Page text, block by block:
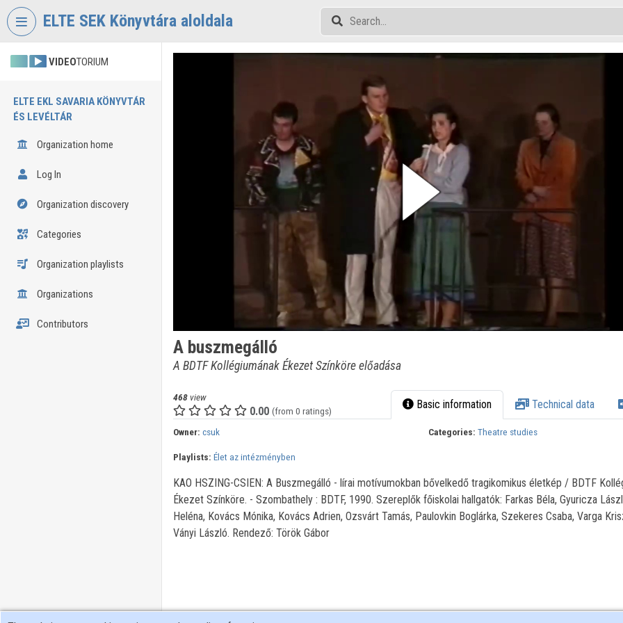
Skip header
ELTE SEK Könyvtára aloldala
VIDEOTORIUM
ELTE EKL SAVARIA KÖNYVTÁR
ÉS LEVÉLTÁR
Organization home
Log In
Organization discovery
Categories
Organization playlists
Organizations
Contributors
A buszmegálló
A BDTF Kollégiumának Ékezet Színköre előadása
468view
0.00 (from 0 ratings) Basic information Technical data
Owner: csuk Categories: Theatre studies
Playlists: Élet az intézményben
KAO HSZING-CSIEN: A Buszmegálló - lírai motívumokban bővelkedő tragikomikus életkép / BDTF
Ékezet Színköre. - Szombathely : BDTF, 1990. Szereplők főiskolai hallgatók: Farkas Béla, Gyuricza
Heléna, Kovács Mónika, Kovács Adrien, Ozsvárt Tamás, Paulovkin Boglárka, Szekeres Csaba, Varga
Ványi László. Rendező: Török Gábor